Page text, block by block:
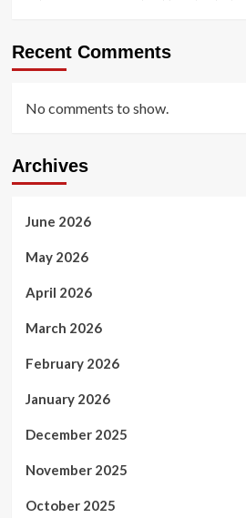
Recent Comments
No comments to show.
Archives
June 2026
May 2026
April 2026
March 2026
February 2026
January 2026
December 2025
November 2025
October 2025